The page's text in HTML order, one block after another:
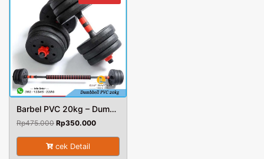
Barbel PVC 20kg – Dumbbell Alat Olahraga Fitnes Angkat Beban – Dumbel
Rp475.000 Harga
adalah:
Rp475.000.
Rp350.000Harga
adalah:
cek Detail